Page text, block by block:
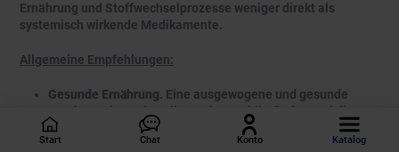
Ernährung und Stoffwechselprozesse weniger direkt als
systemisch wirkende Medikamente.
Allgemeine Empfehlungen:
Gesunde Ernährung. Eine ausgewogene und gesunde
Ernährung kann das allgemeine Wohlbefinden und die
Hautgesundheit unterstützen. Der Verzehr von
ausreichend Obst, Gemüse, Vollkornprodukten, magerem
Start Chat Konto Katalog